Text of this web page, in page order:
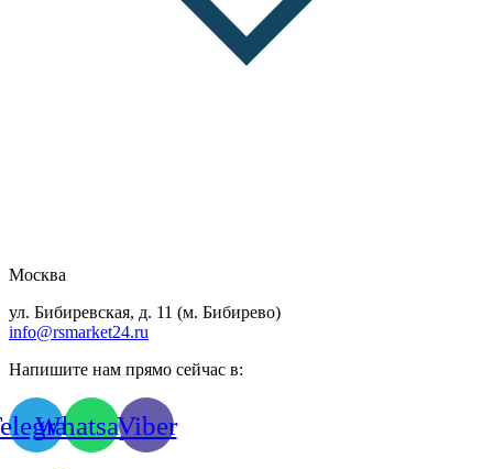
Москва
ул. Бибиревская, д. 11 (м. Бибирево)
info@rsmarket24.ru
Напишите нам прямо сейчас в:
WhatsappViber